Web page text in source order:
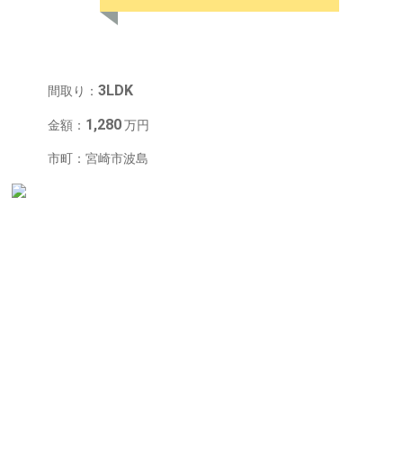
間取り：3LDK
金額： 1,280万円
市町：宮崎市波島